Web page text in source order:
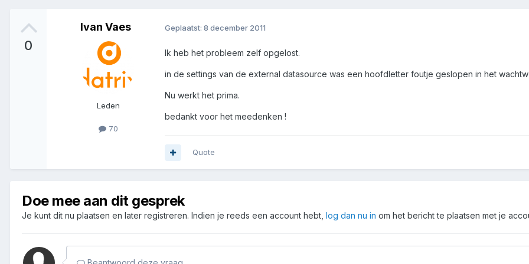
0
Ivan Vaes
Leden
70
Geplaatst: 8 december 2011
Ik heb het probleem zelf opgelost.
in de settings van de external datasource was een hoofdletter foutje geslopen in het
Nu werkt het prima.
bedankt voor het meedenken !
Quote
Doe mee aan dit gesprek
Je kunt dit nu plaatsen en later registreren. Indien je reeds een account hebt, log dan nu in om het bericht te plaatsen met je